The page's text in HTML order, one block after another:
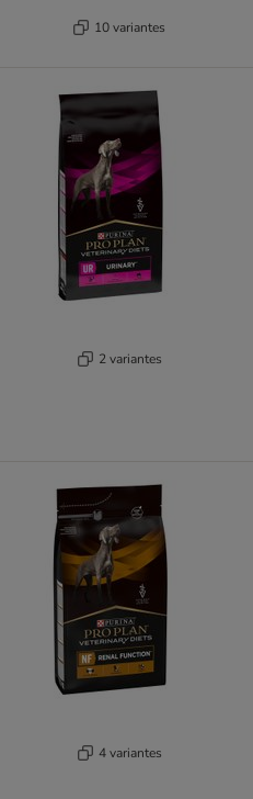
10 variantes
2 variantes
4 variantes